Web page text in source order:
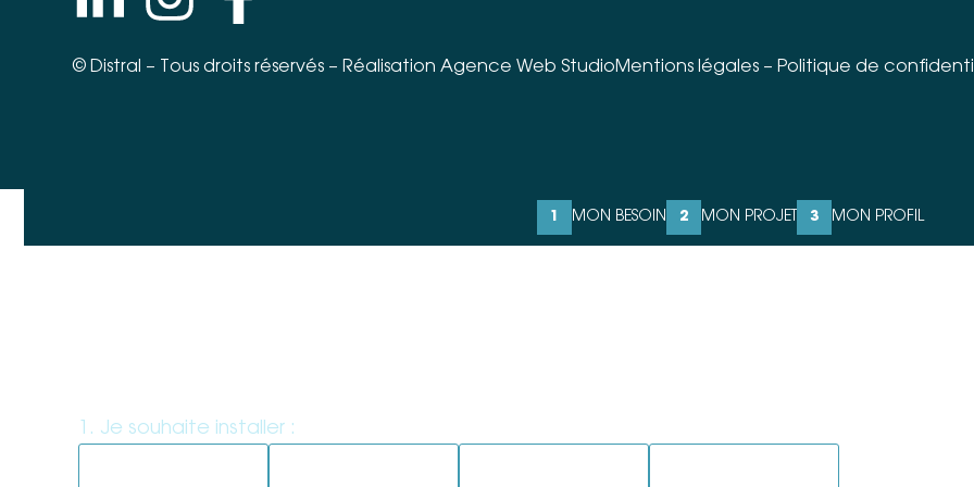
© Distral – Tous droits réservés – RéalisationAgence Web Studio Mentions légales – Politique de
1 MON BESOIN 2 MON PROJET 3 MON PROFIL
1. Je souhaite installer :